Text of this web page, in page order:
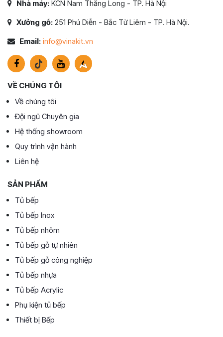
Nhà máy: KCN Nam Thăng Long - TP. Hà Nội
Xưởng gỗ: 251 Phú Diễn - Bắc Từ Liêm - TP. Hà Nội.
Email: info@vinakit.vn
VỀ CHÚNG TÔI
Về chúng tôi
Đội ngũ Chuyên gia
Hệ thống showroom
Quy trình vận hành
Liên hệ
SẢN PHẨM
Tủ bếp
Tủ bếp Inox
Tủ bếp nhôm
Tủ bếp gỗ tự nhiên
Tủ bếp gỗ công nghiệp
Tủ bếp nhựa
Tủ bếp Acrylic
Phụ kiện tủ bếp
Thiết bị Bếp